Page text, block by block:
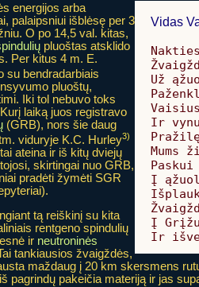
Vidas
Už
Ir
Mums
Į
Į
Ir
energijos arba
palaipsniui išblėsę per 3
O po 14,5 val. kitas,
pluoštas atsklido
Per kitus 4 m. E.
su bendradarbiais
pluoštų,
Iki tol nebuvo toks
laiką juos registravo
(GRB), nors šie daug
viduryje K.C. Hurley3)
ateina ir iš kitų dviejų
skirtingai nuo GRB,
pradėti žymėti SGR
tą reiškinį su kita
rentgeno spindulių
ir neutroninės
tankiausios žvaigždės,
maždaug į 20 km skersmens
pagrindų pakeičia materiją ir jas